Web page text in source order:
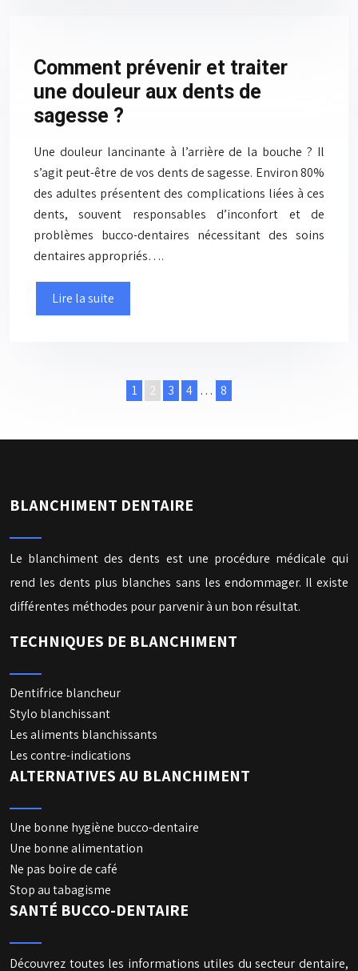
Comment prévenir et traiter
une douleur aux dents de
sagesse ?
Une douleur lancinante à l’arrière de la bouche ? Il
s’agit peut-être de vos dents de sagesse. Environ 80%
des adultes présentent des complications liées à ces
dents, souvent responsables d’inconfort et de
problèmes bucco-dentaires nécessitant des soins
dentaires appropriés….
Lire la suite
1 2 3 4 … 8
BLANCHIMENT DENTAIRE
Le blanchiment des dents est une procédure médicale qui
rend les dents plus blanches sans les endommager. Il existe
différentes méthodes pour parvenir à un bon résultat.
TECHNIQUES DE BLANCHIMENT
Dentifrice blancheur
Stylo blanchissant
Les aliments blanchissants
Les contre-indications
ALTERNATIVES AU BLANCHIMENT
Une bonne hygiène bucco-dentaire
Une bonne alimentation
Ne pas boire de café
Stop au tabagisme
SANTÉ BUCCO-DENTAIRE
Découvrez toutes les informations utiles du secteur dentaire,